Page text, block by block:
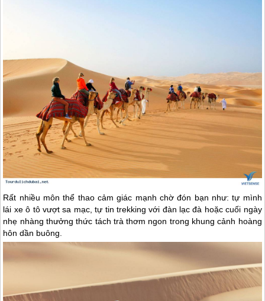
Rất nhiều môn thể thao cảm giác mạnh chờ đón bạn như: tự mình
lái xe ô tô vượt sa mạc, tự tin trekking với đàn lạc đà hoặc cuối ngày
nhẹ nhàng thưởng thức tách trà thơm ngon trong khung cảnh hoàng
hôn dần buông.